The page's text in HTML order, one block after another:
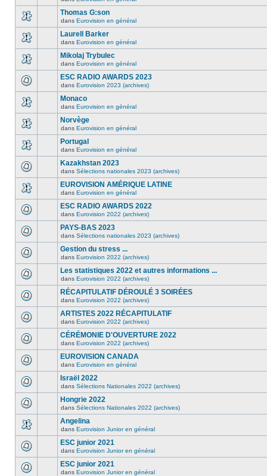
Thomas G:son
dans Eurovision en général
Laurell Barker
dans Eurovision en général
Mikolaj Trybulec
dans Eurovision en général
ESC RADIO AWARDS 2023
dans Eurovision 2023 (archives)
Monaco
dans Eurovision en général
Norvège
dans Eurovision en général
Portugal
dans Eurovision en général
Kazakhstan 2023
dans Sélections nationales 2023 (archives)
EUROVISION AMÉRIQUE LATINE
dans Eurovision en général
ESC RADIO AWARDS 2022
dans Eurovision 2022 (archives)
PAYS-BAS 2023
dans Sélections nationales 2023 (archives)
Gestion du stress ...
dans Eurovision 2022 (archives)
Les statistiques 2022 et autres informations ...
dans Eurovision 2022 (archives)
RÉCAPITULATIF DÉROULÉ 3 SOIRÉES
dans Eurovision 2022 (archives)
ARTISTES 2022 RÉCAPITULATIF
dans Eurovision 2022 (archives)
CÉRÉMONIE D'OUVERTURE 2022
dans Eurovision 2022 (archives)
EUROVISION CANADA
dans Eurovision en général
Israël 2022
dans Sélections Nationales 2022 (archives)
Hongrie 2022
dans Sélections Nationales 2022 (archives)
Angelina
dans Eurovision Junior en général
ESC junior 2021
dans Eurovision Junior en général
ESC junior 2021
dans Eurovision Junior en général